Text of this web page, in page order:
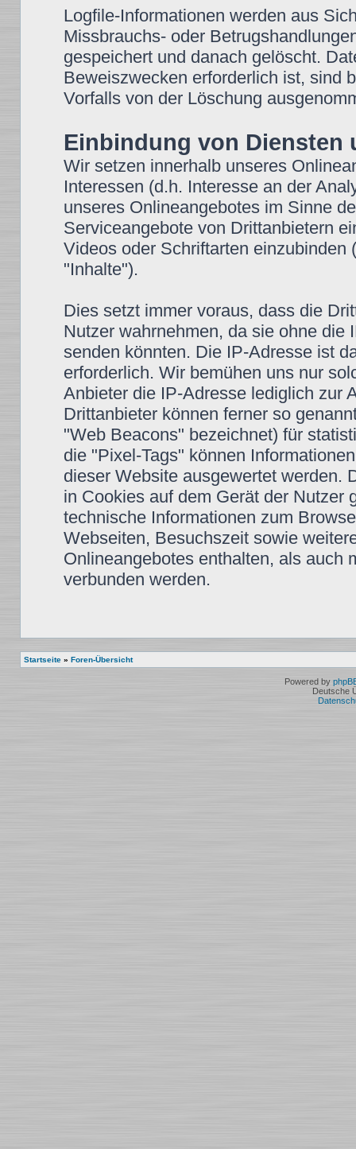
Logfile-Informationen werden aus
Missbrauchs- oder
gespeichert und danach gelöscht.
Beweiszwecken erforderlich ist, sind
Vorfalls von der Löschung
Einbindung von Diensten
Wir setzen innerhalb unseres
Interessen (d.h. Interesse an der
unseres Onlineangebotes im Sinne
Serviceangebote von Drittanbietern
Videos oder Schriftarten
"Inhalte").
Dies setzt immer voraus, dass die
Nutzer wahrnehmen, da sie ohne die
senden könnten. Die IP-Adresse ist
erforderlich. Wir bemühen uns nur
Anbieter die IP-Adresse lediglich zur
Drittanbieter können ferner so
"Web Beacons" bezeichnet) für
die "Pixel-Tags" können
dieser Website ausgewertet werden.
in Cookies auf dem Gerät der Nutzer
technische Informationen zum
Webseiten, Besuchszeit sowie
Onlineangebotes enthalten, als auch
verbunden werden.
Startseite » Foren-Übersicht
Powered by
Deutsche